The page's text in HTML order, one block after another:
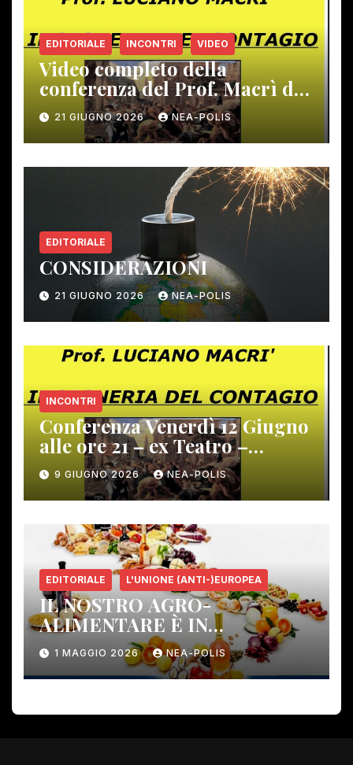
EDITORIALE INCONTRI VIDEO
Video completo della
conferenza del Prof. Macrì del
12 giugno scorso
21 GIUGNO 2026 NEA-POLIS
EDITORIALE
CONSIDERAZIONI
21 GIUGNO 2026 NEA-POLIS
INCONTRI
Conferenza Venerdì 12 Giugno
alle ore 21 – ex Teatro –
Gambassi Terme –
9 GIUGNO 2026 NEA-POLIS
EDITORIALE L'UNIONE (ANTI-)EUROPEA
IL NOSTRO AGRO-
ALIMENTARE È IN
PERICOLO!
1 MAGGIO 2026 NEA-POLIS